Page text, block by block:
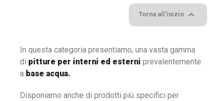
Torna all'inizio 
In questa categoria presentiamo, una vasta gamma
di pitture per interni ed esterni prevalentemente
a base acqua.
Disponiamo anche di prodotti più specifici per